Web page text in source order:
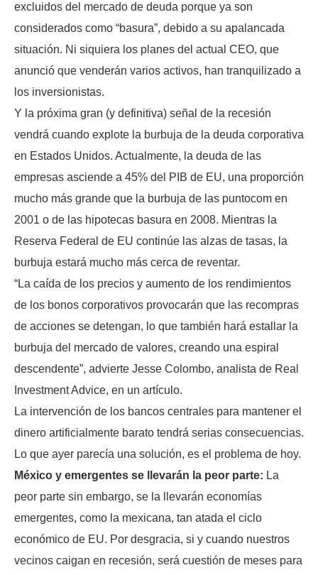
excluidos del mercado de deuda porque ya son
considerados como “basura”, debido a su apalancada
situación. Ni siquiera los planes del actual CEO, que
anunció que venderán varios activos, han tranquilizado a
los inversionistas.
Y la próxima gran (y definitiva) señal de la recesión
vendrá cuando explote la burbuja de la deuda corporativa
en Estados Unidos. Actualmente, la deuda de las
empresas asciende a 45% del PIB de EU, una proporción
mucho más grande que la burbuja de las puntocom en
2001 o de las hipotecas basura en 2008. Mientras la
Reserva Federal de EU continúe las alzas de tasas, la
burbuja estará mucho más cerca de reventar.
“La caída de los precios y aumento de los rendimientos
de los bonos corporativos provocarán que las recompras
de acciones se detengan, lo que también hará estallar la
burbuja del mercado de valores, creando una espiral
descendente”, advierte Jesse Colombo, analista de Real
Investment Advice, en un artículo.
La intervención de los bancos centrales para mantener el
dinero artificialmente barato tendrá serias consecuencias.
Lo que ayer parecía una solución, es el problema de hoy.
México y emergentes se llevarán la peor parte: La
peor parte sin embargo, se la llevarán economías
emergentes, como la mexicana, tan atada el ciclo
económico de EU. Por desgracia, si y cuando nuestros
vecinos caigan en recesión, será cuestión de meses para